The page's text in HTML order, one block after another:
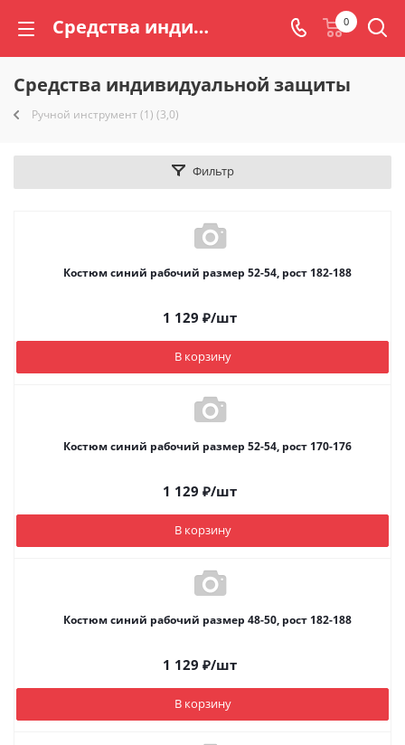
Средства индивидуальной защиты | Торговый дом «Радогора» 0
Средства индивидуальной защиты
Ручной инструмент (1) (3,0)
Фильтр
Костюм синий рабочий размер 52-54, рост 182-188
1 129 ₽/шт
В корзину
Костюм синий рабочий размер 52-54, рост 170-176
1 129 ₽/шт
В корзину
Костюм синий рабочий размер 48-50, рост 182-188
1 129 ₽/шт
В корзину